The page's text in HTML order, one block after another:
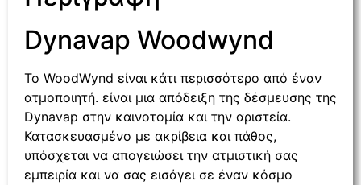
Dynavap Woodwynd
Το WoodWynd είναι κάτι περισσότερο από έναν
ατμοποιητή. είναι μια απόδειξη της δέσμευσης της
Dynavap στην καινοτομία και την αριστεία.
Κατασκευασμένο με ακρίβεια και πάθος,
υπόσχεται να απογειώσει την ατμιστική σας
εμπειρία και να σας εισάγει σε έναν κόσμο